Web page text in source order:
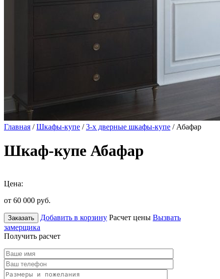
Главная /Шкафы-купе /3-х дверные шкафы-купе / Абафар
Шкаф-купе Абафар
Цена:
от 60 000 руб.
Заказать Добавить в корзину Расчет цены Вызвать
замерщика
Получить расчет